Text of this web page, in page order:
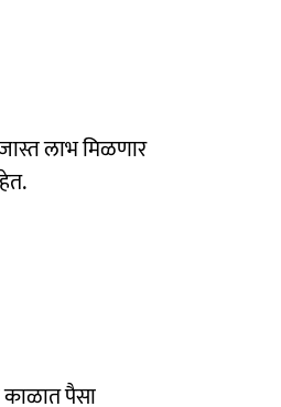
लाभ मिळणार
काळात पैसा